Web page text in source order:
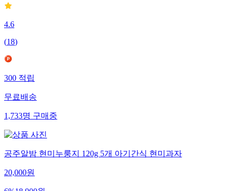
4.6
(18)
300적립
무료배송
1,733명구매중
공주알밤 현미누룽지 120g 5개 아기간식 현미과자
20,000원